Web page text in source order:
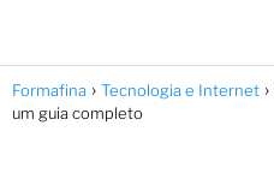
Formafina Tecnologia e Internet
um guia completo